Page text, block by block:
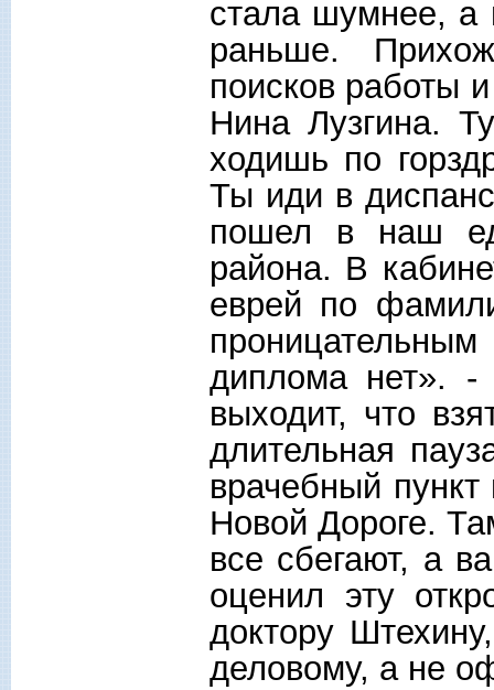
стала шумнее, а
раньше.
поисков работы
Нина Лузгина.
ходишь по
Ты иди в
пошел в наш
района. В
еврей по
диплома нет». -
выходит, что
длительная
врачебный
Новой Дороге.
все сбегают, а
оценил эту
доктору
деловому, а не